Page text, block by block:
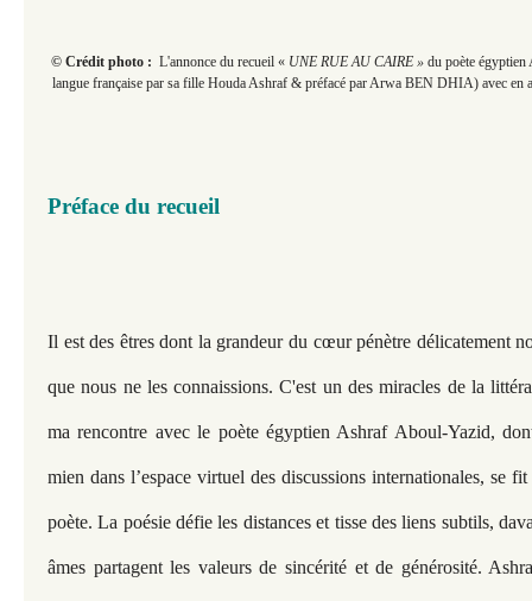
© Crédit photo : L'annonce du recueil « UNE RUE AU CAIRE » du poète
langue française par sa fille Houda Ashraf & préfacé par Arwa BEN DHIA) avec en
Préface du recueil
Il est des êtres dont la grandeur du cœur pénètre délicatement
que nous ne les connaissions. C'est un des miracles de la
ma rencontre avec le poète égyptien Ashraf Aboul-Yazid,
mien dans l’espace virtuel des discussions internationales, se
poète. La poésie défie les distances et tisse des liens subtils,
âmes partagent les valeurs de sincérité et de générosité.